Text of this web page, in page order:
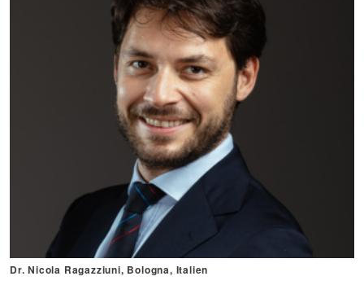
Dr. Nicola Ragazziuni, Bologna, Italien